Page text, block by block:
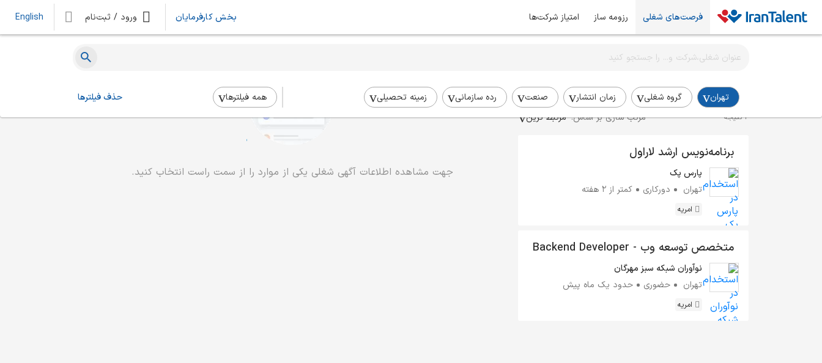
فرصت‌های شغلی رزومه ساز امتیاز شرکت‌ها بخش کارفرمایان ورود / ثبت‌نام English
تهران گروه شغلی زمان انتشار صنعت رده سازمانی زمینه تحصیلی همه فیلتر‌ها حذف فیلترها
اطلاع‌رسانی شغلی را برای این جستجو فعال کنید
استخدام برنامه‌نویس PHP در تهران
2 نتیجه مرتب سازی بر اساس: مرتبط ترین
برنامه‌نویس ارشد لاراول
پارس پک
تهران
دورکاری کمتر از ۲ هفته
امریه
متخصص توسعه وب Backend Developer -
Laravelنوآوران شبکه سبز مهرگان
تهران
حضوری حدود یک ماه پیش
امریه
جهت مشاهده اطلاعات آگهی شغلی یکی از موارد را از سمت راست انتخاب کنید.